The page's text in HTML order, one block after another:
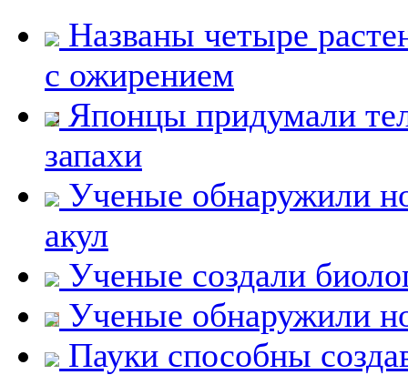
Названы четыре
с ожирением
Японцы придумали
запахи
Ученые обнаружили
акул
Ученые создали
Ученые обнаружили
Пауки способны